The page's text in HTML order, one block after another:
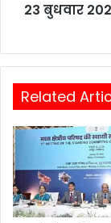
23 बुधवार
Related